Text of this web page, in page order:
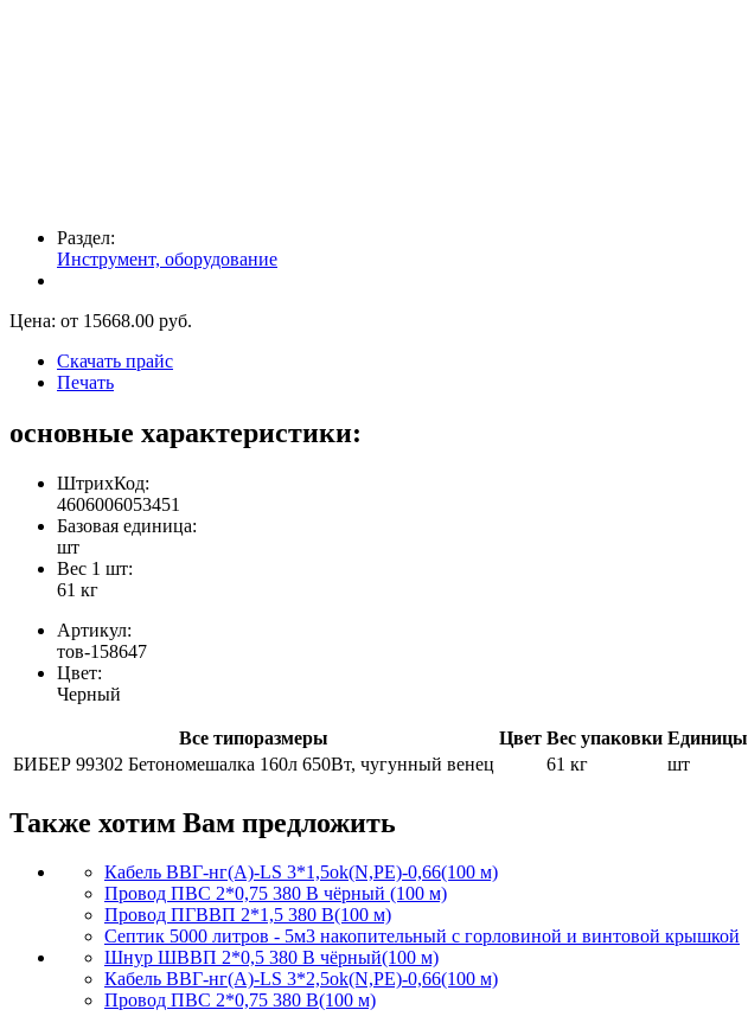
Раздел:
Инструмент, оборудование
Цена: от 15668.00 руб.
Скачать прайс
Печать
основные характеристики:
ШтрихКод:
4606006053451
Базовая единица:
шт
Вес 1 шт:
61 кг
Артикул:
тов-158647
Цвет:
Черный
Все типоразмеры Цвет Вес упаковки Единицы
БИБЕР 99302 Бетономешалка 160л 650Вт, чугунный венец
61 кг шт
Также хотим Вам предложить
Кабель ВВГ-нг(А)-LS 3*1,5ok(N,PE)-0,66(100 м)
Провод ПВС 2*0,75 380 В чёрный (100 м)
Провод ПГВВП 2*1,5 380 В(100 м)
Септик 5000 литров - 5м3 накопительный с горловиной и винтовой крышкой
Шнур ШВВП 2*0,5 380 В чёрный(100 м)
Кабель ВВГ-нг(А)-LS 3*2,5ok(N,PE)-0,66(100 м)
Провод ПВС 2*0,75 380 В(100 м)